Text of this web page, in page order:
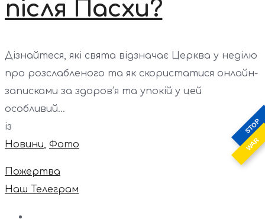
STOP
WAR
після Пасхи?
Дізнайтеся, які свята відзначає Церква у неділю
про розслабленого та як скористатися онлайн-
записками за здоров’я та упокій у цей
особливий...
із
Новини Фото
Пожертва
Наш Телеграм